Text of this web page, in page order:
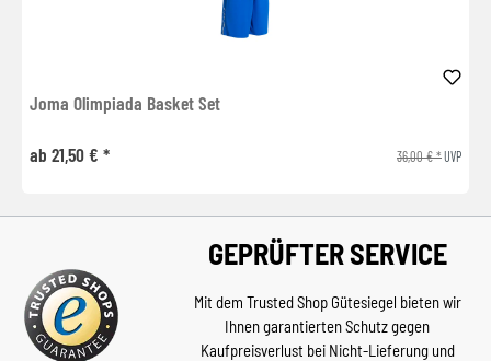
Joma Olimpiada Basket Set
ab 21,50 € * 36,00 € *UVP
GEPRÜFTER SERVICE
Mit dem Trusted Shop Gütesiegel bieten wir
Ihnen garantierten Schutz gegen
Kaufpreisverlust bei Nicht-Lieferung und